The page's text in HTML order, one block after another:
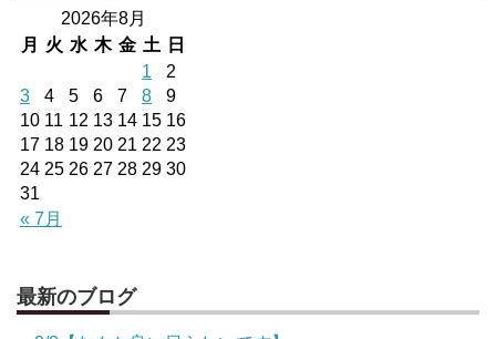
2026年8月
月
火 水 木 金 土 日
« 7月
1
2
3
4 5 6 7 8
9
10 11 12 13 14 15 16
17 18 19 20 21 22 23
24 25 26 27 28 29 30
31
最新のブログ